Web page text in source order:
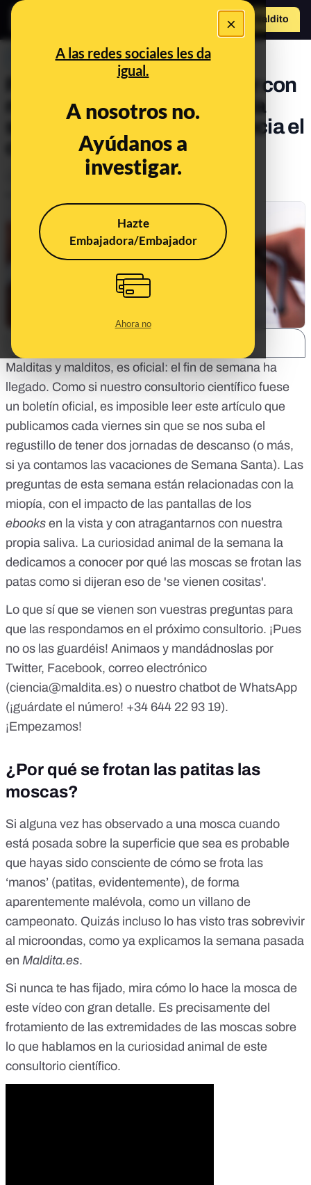
×
A las redes sociales les da
igual.
A nosotros no.
Ayúdanos a
investigar.
Hazte
Embajadora/Embajador
Ahora no
Hazte Maldito
PREBUNKING
Patitas de moscas, enfocar con
miopía y atragantarse con la
saliva. Llega a Maldita Ciencia el
consultorio 180º
Malditas y malditos, es oficial: el fin de semana ha
llegado. Como si nuestro consultorio científico fuese
un boletín oficial , es imposible leer este artículo que
publicamos cada viernes sin que se nos suba el
regustillo de tener dos jornadas de descanso (o más,
si ya contamos las vacaciones de Semana Santa). Las
preguntas de esta semana están relacionadas con la
miopía, con el impacto de las pantallas de los
ebooks en la vista y con atragantarnos con nuestra
propia saliva. La curiosidad animal de la semana la
dedicamos a conocer por qué las moscas se frotan las
patas como si dijeran eso de 'se vienen cositas'.
Lo que sí que se vienen son vuestras preguntas para
que las respondamos en el próximo consultorio. ¡Pues
no os las guardéis! Animaos y mandádnoslas por
Twitter, Facebook, correo electrónico
(ciencia@maldita.es) o nuestro chatbot de WhatsApp
(¡guárdate el número! +34 644 22 93 19).
¡Empezamos!
¿Por qué se frotan las patitas las
moscas?
Si alguna vez has observado a una mosca cuando
está posada sobre la superficie que sea es probable
que hayas sido consciente de cómo se frota las
‘manos’ (patitas, evidentemente), de forma
aparentemente malévola, como un villano de
campeonato. Quizás incluso lo has visto tras sobrevivir
al microondas, como ya explicamos la semana pasada
en Maldita.es.
Si nunca te has fijado, mira cómo lo hace la mosca de
este vídeo con gran detalle. Es precisamente del
frotamiento de las extremidades de las moscas sobre
lo que hablamos en la curiosidad animal de este
consultorio científico.